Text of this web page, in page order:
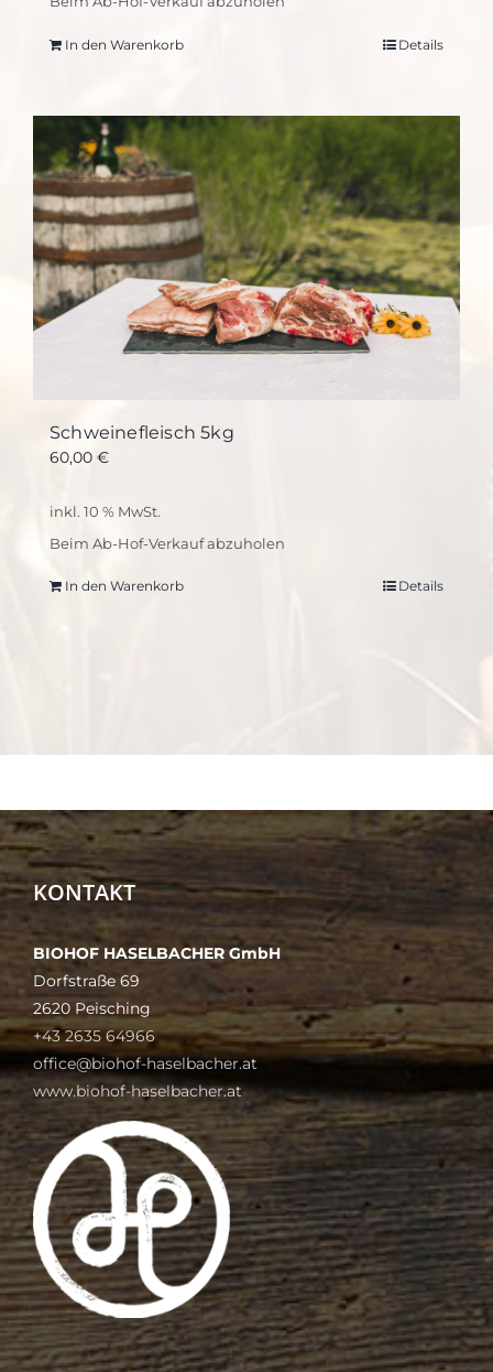
In den Warenkorb Details
Schweinefleisch 5kg
60,00 €
inkl. 10 % MwSt.
Beim Ab-Hof-Verkauf abzuholen
In den Warenkorb Details
KONTAKT
BIOHOF HASELBACHER GmbH
Dorfstraße 69
2620 Peisching
+43 2635 64966
office@biohof-haselbacher.at
www.biohof-haselbacher.at